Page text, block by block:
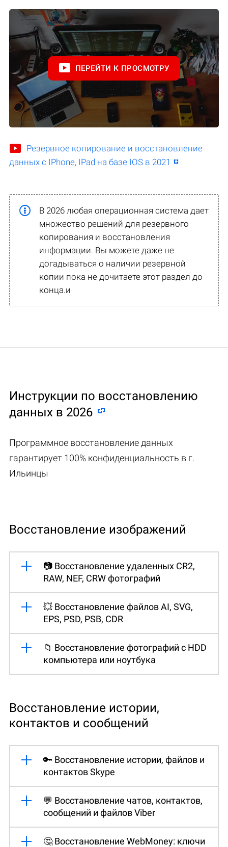
ПЕРЕЙТИ К ПРОСМОТРУ
Резервное копирование и восстановление
данных с IPhone, IPad на базе IOS в 2021
В 2026 любая операционная система дает
множество решений для резервного
копирования и восстановления
информации. Вы можете даже не
догадываться о наличии резервной
копии пока не дочитаете этот раздел до
конца.и
Инструкции по восстановлению
данных в 2026
Программное восстановление данных
гарантирует 100% конфиденциальность в г.
Ильинцы
Восстановление изображений
📷 Восстановление удаленных CR2,
RAW, NEF, CRW фотографий
💥 Восстановление файлов AI, SVG,
EPS, PSD, PSB, CDR
📁 Восстановление фотографий с HDD
компьютера или ноутбука
Восстановление истории,
контактов и сообщений
🔑 Восстановление истории, файлов и
контактов Skype
💬 Восстановление чатов, контактов,
сообщений и файлов Viber
🤔 Восстановление WebMoney: ключи